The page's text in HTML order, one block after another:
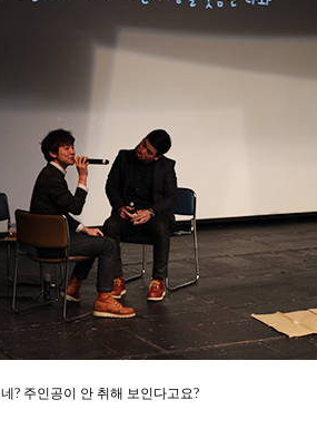
네? 주인공이 안 취해 보인다고요?